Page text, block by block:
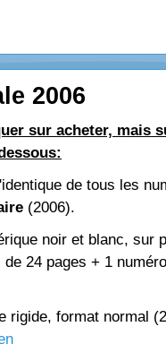
2006
sur acheter, mais
de tous les
(2006).
noir et blanc, sur
de 24 pages + 1
rigide, format normal